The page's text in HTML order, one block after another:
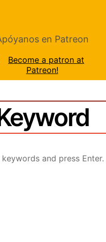
en Patreon
and press Enter.